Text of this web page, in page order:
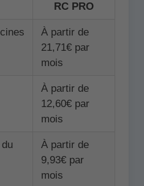
RC PRO
À partir de
21,71€ par
mois
À partir de
12,60€ par
mois
À partir de
9,93€ par
mois